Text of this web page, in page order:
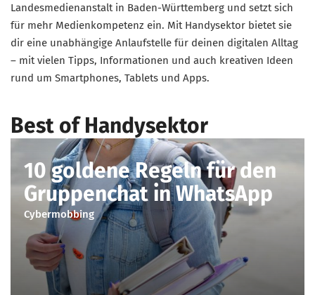
Landesmedienanstalt in Baden-Württemberg und setzt sich
für mehr Medienkompetenz ein. Mit Handysektor bietet sie
dir eine unabhängige Anlaufstelle für deinen digitalen Alltag
– mit vielen Tipps, Informationen und auch kreativen Ideen
rund um Smartphones, Tablets und Apps.
Best of Handysektor
10 goldene Regeln für den
Gruppenchat in WhatsApp
Cybermobbing